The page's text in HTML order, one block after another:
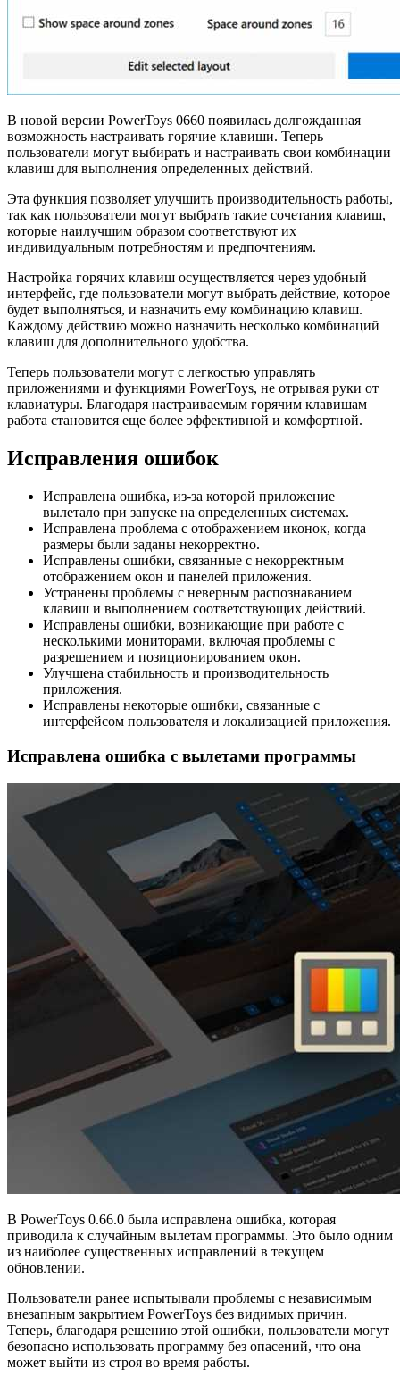
В новой версии PowerToys 0660 появилась долгожданная
возможность настраивать горячие клавиши. Теперь
пользователи могут выбирать и настраивать свои комбинации
клавиш для выполнения определенных действий.
Эта функция позволяет улучшить производительность работы,
так как пользователи могут выбрать такие сочетания клавиш,
которые наилучшим образом соответствуют их
индивидуальным потребностям и предпочтениям.
Настройка горячих клавиш осуществляется через удобный
интерфейс, где пользователи могут выбрать действие, которое
будет выполняться, и назначить ему комбинацию клавиш.
Каждому действию можно назначить несколько комбинаций
клавиш для дополнительного удобства.
Теперь пользователи могут с легкостью управлять
приложениями и функциями PowerToys, не отрывая руки от
клавиатуры. Благодаря настраиваемым горячим клавишам
работа становится еще более эффективной и комфортной.
Исправления ошибок
Исправлена ошибка, из-за которой приложение
вылетало при запуске на определенных системах.
Исправлена проблема с отображением иконок, когда
размеры были заданы некорректно.
Исправлены ошибки, связанные с некорректным
отображением окон и панелей приложения.
Устранены проблемы с неверным распознаванием
клавиш и выполнением соответствующих действий.
Исправлены ошибки, возникающие при работе с
несколькими мониторами, включая проблемы с
разрешением и позиционированием окон.
Улучшена стабильность и производительность
приложения.
Исправлены некоторые ошибки, связанные с
интерфейсом пользователя и локализацией приложения.
Исправлена ошибка с вылетами программы
В PowerToys 0.66.0 была исправлена ошибка, которая
приводила к случайным вылетам программы. Это было одним
из наиболее существенных исправлений в текущем
обновлении.
Пользователи ранее испытывали проблемы с независимым
внезапным закрытием PowerToys без видимых причин.
Теперь, благодаря решению этой ошибки, пользователи могут
безопасно использовать программу без опасений, что она
может выйти из строя во время работы.